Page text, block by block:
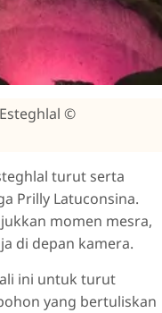
©
turut serta
Prilly Latuconsina.
momen mesra,
di depan kamera.
ini untuk turut
yang bertuliskan